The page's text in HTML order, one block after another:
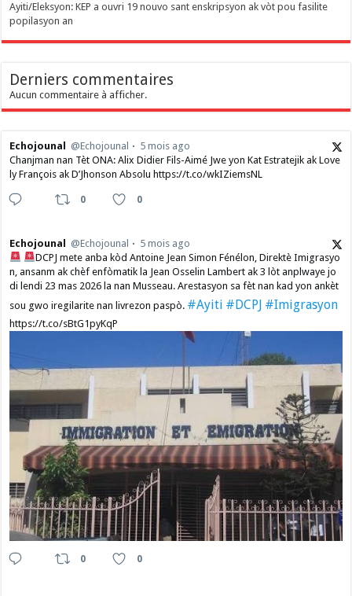
‎Ayiti/Eleksyon: KEP a ouvri 19 nouvo sant enskripsyon ak vòt pou fasilite
popilasyon an
Derniers commentaires
Aucun commentaire à afficher.
Echojounal @Echojounal
5 mois ago
Chanjman nan Tèt ONA: Alix Didier Fils-Aimé Jwe yon Kat Estratejik ak Love
ly François ak D’Jhonson Absolu https://t.co/wkIZiemsNL
0 0
Echojounal @Echojounal
5 mois ago
DCPJ mete anba kòd Antoine Jean Simon Fénélon, Direktè Imigrasyo
n, ansanm ak chèf enfòmatik la Jean Osselin Lambert ak 3 lòt anplwaye jo
di lendi 23 mas 2026 la nan Musseau. Arestasyon sa fèt nan kad yon ankèt
sou gwo iregilarite nan livrezon paspò. #Ayiti #DCPJ #Imigrasyon
https://t.co/sBtG1pyKqP
0 0